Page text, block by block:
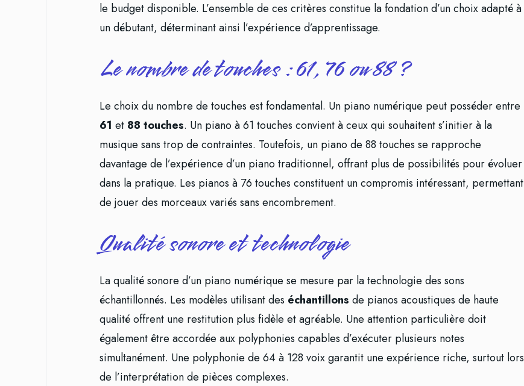
le budget disponible. L’ensemble de ces critères constitue la fondation d’un choix adapté à
un débutant, déterminant ainsi l’expérience d’apprentissage.
Le nombre de touches : 61, 76 ou 88 ?
Le choix du nombre de touches est fondamental. Un piano numérique peut posséder entre
61 et 88 touches. Un piano à 61 touches convient à ceux qui souhaitent s’initier à la
musique sans trop de contraintes. Toutefois, un piano de 88 touches se rapproche
davantage de l’expérience d’un piano traditionnel, offrant plus de possibilités pour évoluer
dans la pratique. Les pianos à 76 touches constituent un compromis intéressant, permettant
de jouer des morceaux variés sans encombrement.
Qualité sonore et technologie
La qualité sonore d’un piano numérique se mesure par la technologie des sons
échantillonnés. Les modèles utilisant des échantillons de pianos acoustiques de haute
qualité offrent une restitution plus fidèle et agréable. Une attention particulière doit
également être accordée aux polyphonies capables d’exécuter plusieurs notes
simultanément. Une polyphonie de 64 à 128 voix garantit une expérience riche, surtout lors
de l’interprétation de pièces complexes.